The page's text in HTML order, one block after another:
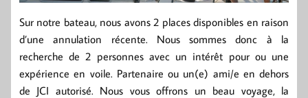
Sur notre bateau, nous avons 2 places disponibles en raison
d’une annulation récente. Nous sommes donc à la
recherche de 2 personnes avec un intérêt pour ou une
expérience en voile. Partenaire ou un(e) ami/e en dehors
de JCI autorisé. Nous vous offrons un beau voyage, la